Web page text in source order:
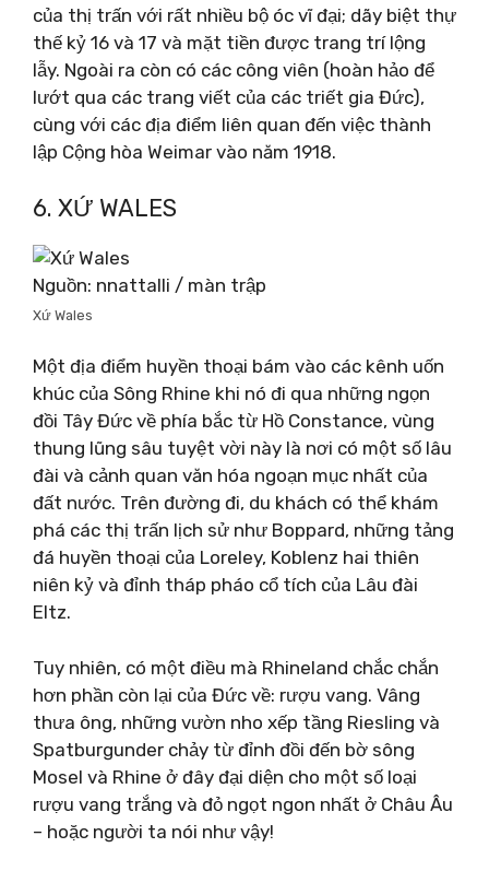
của thị trấn với rất nhiều bộ óc vĩ đại; dãy biệt thự
thế kỷ 16 và 17 và mặt tiền được trang trí lộng
lẫy. Ngoài ra còn có các công viên (hoàn hảo để
lướt qua các trang viết của các triết gia Đức),
cùng với các địa điểm liên quan đến việc thành
lập Cộng hòa Weimar vào năm 1918.
6. XỨ WALES
Nguồn: nnattalli / màn trập
Xứ Wales
Một địa điểm huyền thoại bám vào các kênh uốn
khúc của Sông Rhine khi nó đi qua những ngọn
đồi Tây Đức về phía bắc từ Hồ Constance, vùng
thung lũng sâu tuyệt vời này là nơi có một số lâu
đài và cảnh quan văn hóa ngoạn mục nhất của
đất nước. Trên đường đi, du khách có thể khám
phá các thị trấn lịch sử như Boppard, những tảng
đá huyền thoại của Loreley, Koblenz hai thiên
niên kỷ và đỉnh tháp pháo cổ tích của Lâu đài
Eltz.
Tuy nhiên, có một điều mà Rhineland chắc chắn
hơn phần còn lại của Đức về: rượu vang. Vâng
thưa ông, những vườn nho xếp tầng Riesling và
Spatburgunder chảy từ đỉnh đồi đến bờ sông
Mosel và Rhine ở đây đại diện cho một số loại
rượu vang trắng và đỏ ngọt ngon nhất ở Châu Âu
– hoặc người ta nói như vậy!